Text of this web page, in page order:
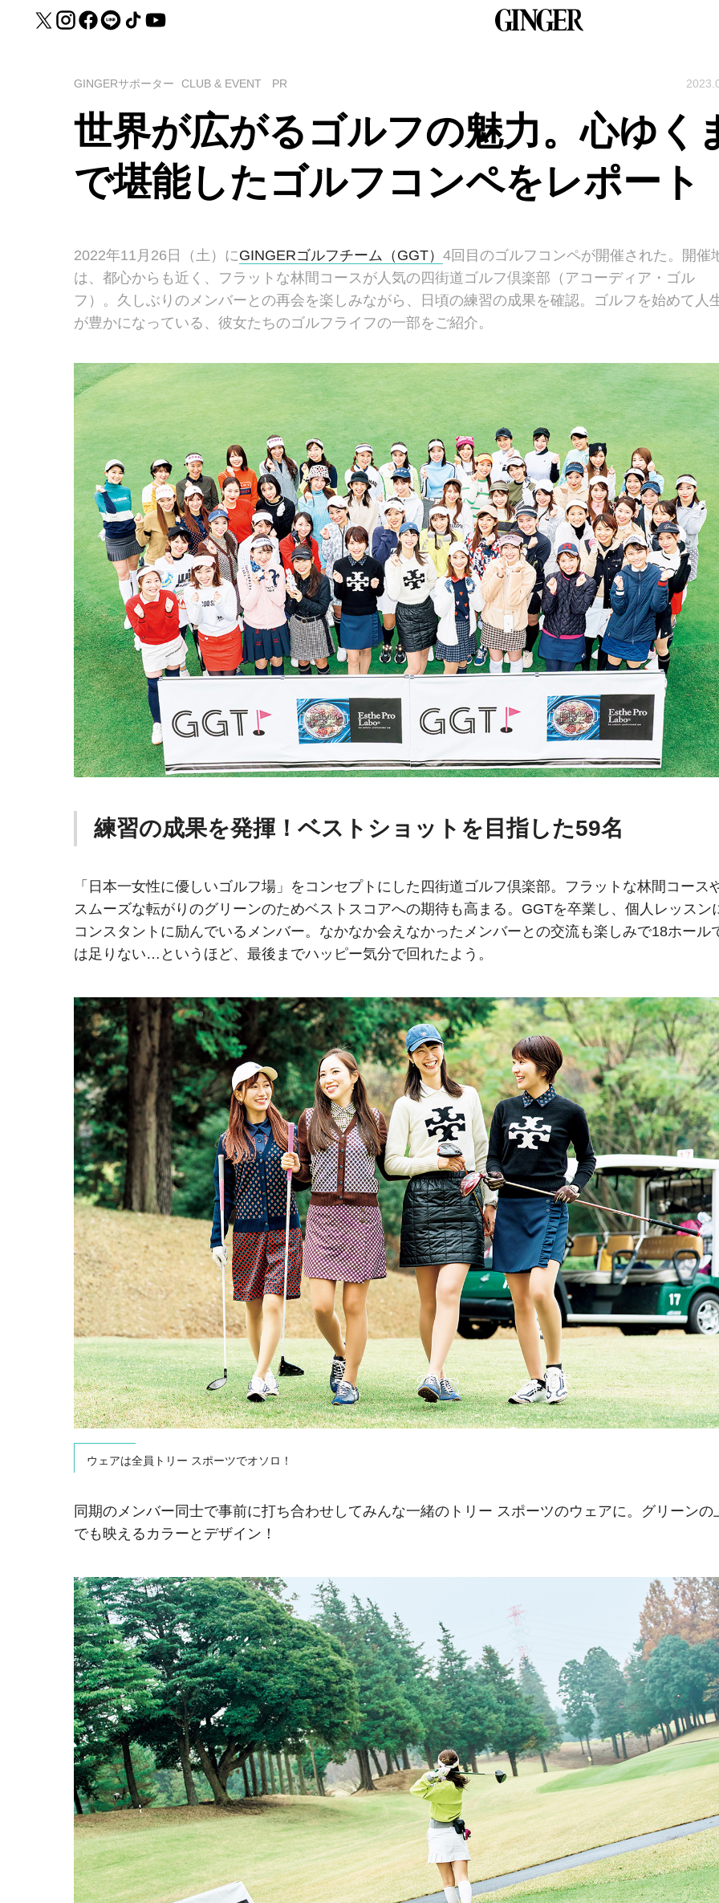
GINGERサポーター CLUB & EVENT PR
世界が広がるゴルフの魅力。心ゆく
で堪能したゴルフコンペをレポート
2022年11月26日（土）にGINGERゴルフチーム（GGT） 4回目のゴルフコンペが開催された。開催
は、都心からも近く、フラットな林間コースが人気の四街道ゴルフ倶楽部（アコーディア・ゴル
フ）。久しぶりのメンバーとの再会を楽しみながら、日頃の練習の成果を確認。ゴルフを始めて人
が豊かになっている、彼女たちのゴルフライフの一部をご紹介。
練習の成果を発揮！ベストショットを目指した59名
「日本一女性に優しいゴルフ場」をコンセプトにした四街道ゴルフ倶楽部。フラットな林間コース
スムーズな転がりのグリーンのためベストスコアへの期待も高まる。GGTを卒業し、個人レッスン
コンスタントに励んでいるメンバー。なかなか会えなかったメンバーとの交流も楽しみで18ホール
は足りない…というほど、最後までハッピー気分で回れたよう。
ウェアは全員トリー スポーツでオソロ！
同期のメンバー同士で事前に打ち合わせしてみんな一緒のトリー スポーツのウェアに。グリーンの
でも映えるカラーとデザイン！